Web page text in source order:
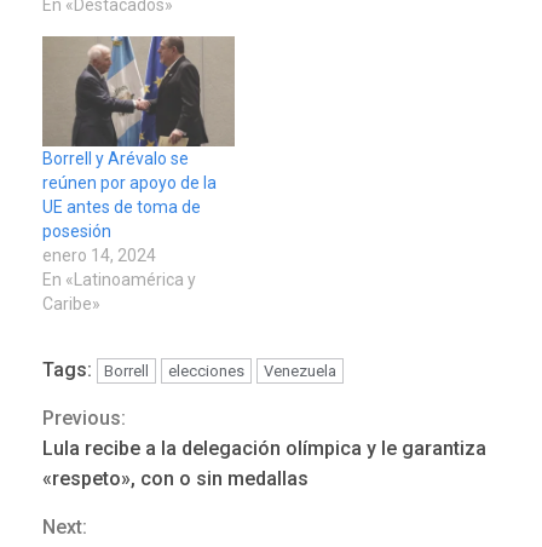
En «Destacados»
Borrell y Arévalo se
reúnen por apoyo de la
UE antes de toma de
posesión
enero 14, 2024
En «Latinoamérica y
Caribe»
Tags: Borrell elecciones Venezuela
Continue
Reading
Previous:
Lula recibe a la delegación olímpica y le garantiza
«respeto», con o sin medallas
Next:
3
ÚLTIMA HORA
Hutíes de Yemen dicen que